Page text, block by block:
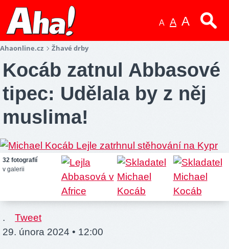
A A A
Ahaonline.cz Žhavé drby
Kocáb zatnul Abbasové
tipec: Udělala by z něj
muslima!
32 fotografií
v galerii
.
Tweet
29. února 2024 • 12:00